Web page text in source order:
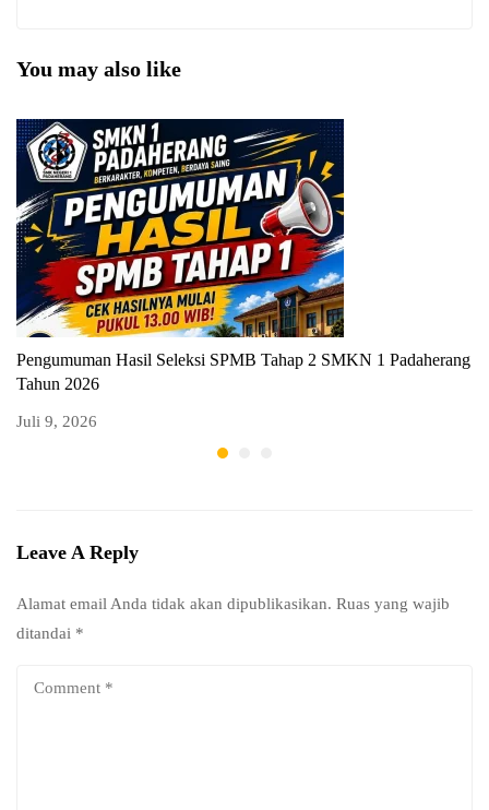
You may also like
Pengumuman Hasil Seleksi SPMB Tahap 2 SMKN 1 Padaherang
Tahun 2026
Juli 9, 2026
Leave A Reply
Alamat email Anda tidak akan dipublikasikan. Ruas yang wajib
ditandai *